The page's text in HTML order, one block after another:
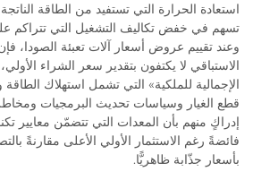
استعادة الحرارة التي تستفيد من الطاقة
تسهم في خفض تكاليف التشغيل التي تتراكم
وعند تقييم عروض أسعار آلات تعبئة الصودا،
الاستباقي لا يكتفون بتقدير سعر الشراء
الإجمالية للملكية» التي تشمل استهلاك الطاقة
قطع الغيار وسياسات تحديث البرمجيات ومخاطر
إدراكٍ منهم بأن المعدات التي تتضمّن معايير
فائضةً رغم الاستثمار الأولي الأعلى مقارنةً
بأسعار جذّابة ظاهريًّا.